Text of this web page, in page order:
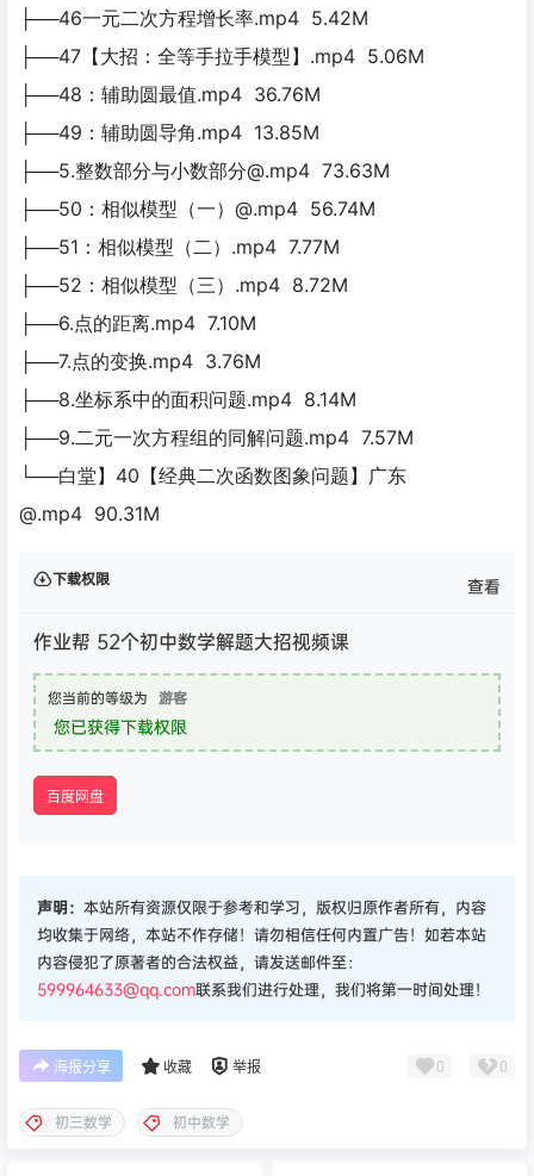
├──46一元二次方程增长率.mp4 5.42M
├──47【大招：全等手拉手模型】.mp4 5.06M
├──48：辅助圆最值.mp4 36.76M
├──49：辅助圆导角.mp4 13.85M
├──5.整数部分与小数部分@.mp4 73.63M
├──50：相似模型（一）@.mp4 56.74M
├──51：相似模型（二）.mp4 7.77M
├──52：相似模型（三）.mp4 8.72M
├──6.点的距离.mp4 7.10M
├──7.点的变换.mp4 3.76M
├──8.坐标系中的面积问题.mp4 8.14M
├──9.二元一次方程组的同解问题.mp4 7.57M
└──白堂】40【经典二次函数图象问题】广东
@.mp4 90.31M
下载权限 查看
作业帮 52个初中数学解题大招视频课
您当前的等级为 游客
您已获得下载权限
百度网盘
声明： 本站所有资源仅限于参考和学习，版权归原作者所有，内容
均收集于网络，本站不作存储！请勿相信任何内置广告！如若本站
内容侵犯了原著者的合法权益，请发送邮件至：
599964633@qq.com联系我们进行处理，我们将第一时间处理！
海报分享 收藏 举报 0 0
初三数学 初中数学